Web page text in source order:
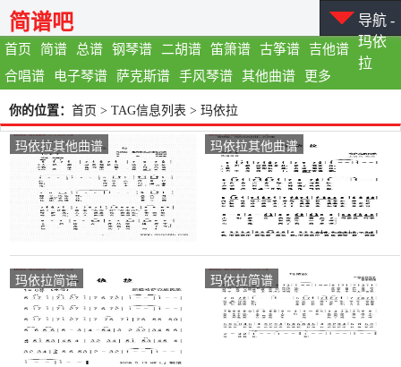
首页 简谱 总谱 钢琴谱 二胡谱 笛箫谱 古筝谱
吉他谱
合唱谱
电子琴谱 萨克斯谱 手风琴谱 其他曲谱 更多
简谱吧
导航 -
玛依
拉
你的位置： 首页 > TAG信息列表 > 玛依拉
玛依拉其他曲谱 玛依拉其他曲谱
玛依拉简谱 玛依拉简谱